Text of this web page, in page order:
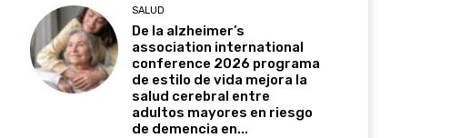
SALUD
De la alzheimer’s
association international
conference 2026 programa
de estilo de vida mejora la
salud cerebral entre
adultos mayores en riesgo
de demencia en...